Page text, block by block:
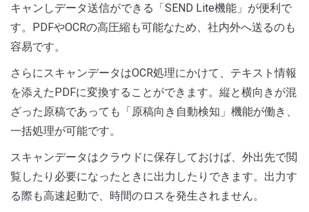
キャンしデータ送信ができる「SEND Lite機能」が便利で
す。PDFやOCRの高圧縮も可能なため、社内外へ送るのも
容易です。
さらにスキャンデータはOCR処理にかけて、テキスト情報
を添えたPDFに変換することができます。縦と横向きが混
ざった原稿であっても「原稿向き自動検知」機能が働き、
一括処理が可能です。
スキャンデータはクラウドに保存しておけば、外出先で閲
覧したり必要になったときに出力したりできます。出力す
る際も高速起動で、時間のロスを発生されません。